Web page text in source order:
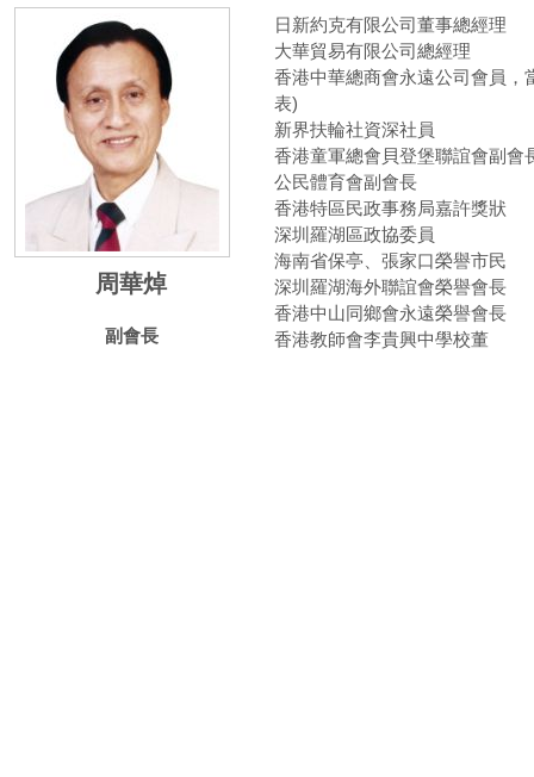
周華焯
副會長
日新約克有限公司董事總經理
大華貿易有限公司總經理
香港中華總商會永遠公司會員，
表)
新界扶輪社資深社員
香港童軍總會貝登堡聯誼會副會
公民體育會副會長
香港特區民政事務局嘉許獎狀
深圳羅湖區政協委員
海南省保亭、張家口榮譽市民
深圳羅湖海外聯誼會榮譽會長
香港中山同鄉會永遠榮譽會長
香港教師會李貴興中學校董